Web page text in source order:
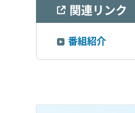
関連リンク
番組紹介